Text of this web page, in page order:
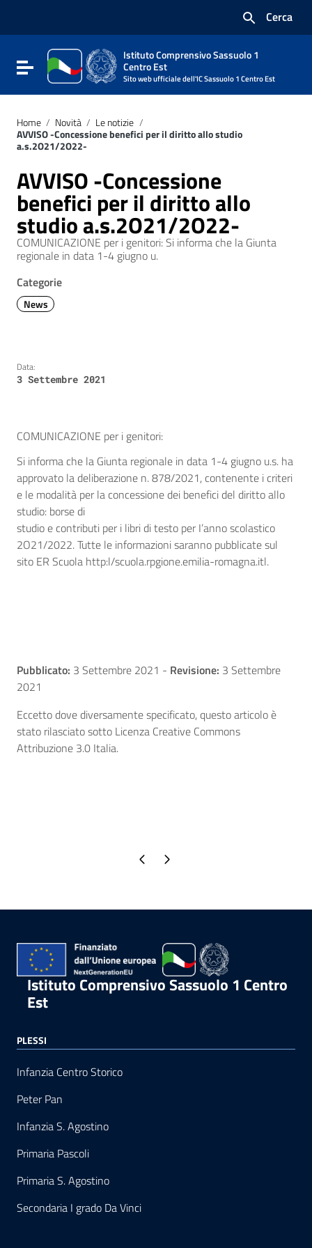
Vai al footer
Cerca
Attiva / disattiva la navigazione
Istituto Comprensivo Sassuolo 1
Centro Est
Sito web ufficiale dell'IC Sassuolo 1 Centro Est
Home / Novità / Le notizie /
AVVISO -Concessione benefici per il diritto allo studio
a.s.2O21/2O22-
AVVISO -Concessione
benefici per il diritto allo
studio a.s.2O21/2O22-
COMUNICAZIONE per i genitori: Si informa che la Giunta
regionale in data 1-4 giugno u.
Categorie
News
Data:
3 Settembre 2021
COMUNICAZIONE per i genitori:
Si informa che la Giunta regionale in data 1-4 giugno u.s. ha
approvato la deliberazione n. 878/2021, contenente i criteri
e le modalità per la concessione dei benefici del diritto allo
studio: borse di
studio e contributi per i libri di testo per I’anno scolastico
2O21/2022. Tutte le informazioni saranno pubblicate sul
sito ER Scuola http:l/scuola.rpgione.emilia-romagna.itl.
Pubblicato: 3 Settembre 2021 - Revisione: 3 Settembre
2021
Eccetto dove diversamente specificato, questo articolo è
stato rilasciato sotto Licenza Creative Commons
Attribuzione 3.0 Italia.
Pagina precedente
Pagina successiva
Istituto Comprensivo Sassuolo 1 Centro
Est
PLESSI
Infanzia Centro Storico
Peter Pan
Infanzia S. Agostino
Primaria Pascoli
Primaria S. Agostino
Secondaria I grado Da Vinci